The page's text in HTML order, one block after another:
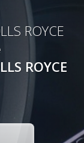
ROYCE
ROYCE